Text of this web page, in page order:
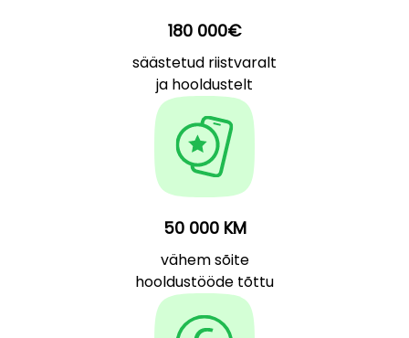
180 000€
säästetud riistvaralt
ja hooldustelt
50 000 KM
vähem sõite
hooldustööde tõttu